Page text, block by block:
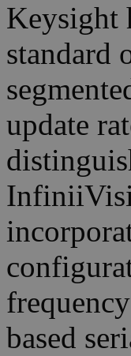
Keysight
standard
update
based